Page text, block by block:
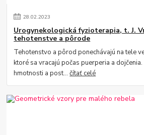
28.02.2023
Urogynekologická fyzioterapia, t. J.
tehotenstve a pôrode
Tehotenstvo a pôrod ponechávajú na tele
ktoré sa vracajú počas puerperia a
hmotnosti a post...čítať celé